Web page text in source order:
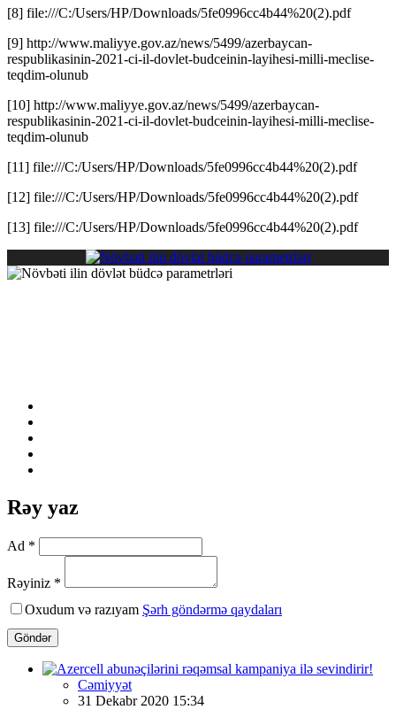
[8] file:///C:/Users/HP/Downloads/5fe0996cc4b44%20(2).pdf
[9] http://www.maliyye.gov.az/news/5499/azerbaycan-
respublikasinin-2021-ci-il-dovlet-budceinin-layihesi-milli-meclise-
teqdim-olunub
[10] http://www.maliyye.gov.az/news/5499/azerbaycan-
respublikasinin-2021-ci-il-dovlet-budceinin-layihesi-milli-meclise-
teqdim-olunub
[11] file:///C:/Users/HP/Downloads/5fe0996cc4b44%20(2).pdf
[12] file:///C:/Users/HP/Downloads/5fe0996cc4b44%20(2).pdf
[13] file:///C:/Users/HP/Downloads/5fe0996cc4b44%20(2).pdf
Rəy yaz
Ad *
Rəyiniz *
Oxudum və razıyam Şərh göndərmə qaydaları
Göndər
Cəmiyyət
31 Dekabr 2020 15:34